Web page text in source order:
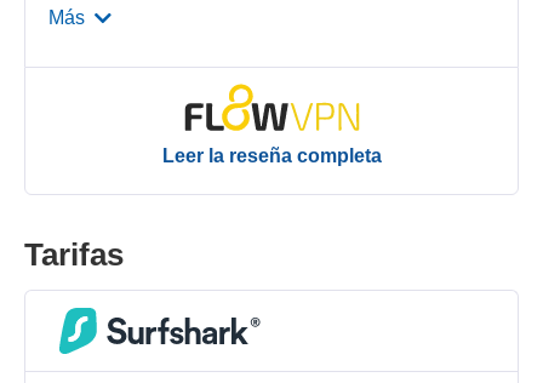
Más
Leer la reseña completa
Tarifas